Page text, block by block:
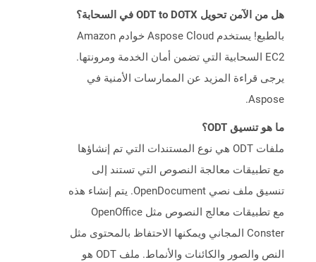
هل من الآمن تحويل ODT to DOTX في السحابة؟
بالطبع! يستخدم Aspose Cloud خوادم Amazon
EC2 السحابية التي تضمن أمان الخدمة ومرونتها.
يرجى قراءة المزيد عن الممارسات الأمنية في
Aspose.
ما هو تنسيق ODT؟
ملفات ODT هي نوع المستندات التي تم إنشاؤها
مع تطبيقات معالجة النصوص التي تستند إلى
تنسيق ملف نصي OpenDocument. يتم إنشاء هذه
مع تطبيقات معالج النصوص مثل OpenOffice
Conster المجاني ويمكنها الاحتفاظ بالمحتوى مثل
النص والصور والكائنات والأنماط. ملف ODT هو